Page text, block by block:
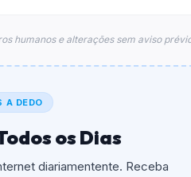
compras.
compra?
é Não exigido ou Não
humanos e alterações sem aviso
A DEDO
os Dias
diariamentente. Receba